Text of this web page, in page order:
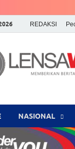
REDAKSI
NASIONAL